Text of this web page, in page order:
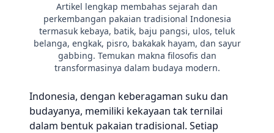
Artikel lengkap membahas sejarah dan
perkembangan pakaian tradisional Indonesia
termasuk kebaya, batik, baju pangsi, ulos, teluk
belanga, engkak, pisro, bakakak hayam, dan sayur
gabbing. Temukan makna filosofis dan
transformasinya dalam budaya modern.
Indonesia, dengan keberagaman suku dan
budayanya, memiliki kekayaan tak ternilai
dalam bentuk pakaian tradisional. Setiap